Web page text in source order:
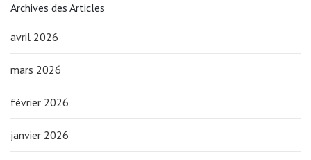
Archives des Articles
avril 2026
mars 2026
février 2026
janvier 2026